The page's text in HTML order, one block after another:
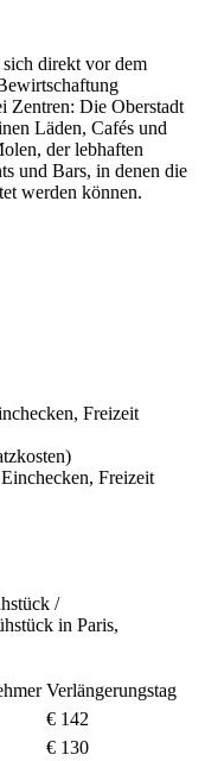
direkt vor dem
Zentren: Die Oberstadt
Läden, Cafés und
der lebhaften
und Bars, in denen die
werden können.
Freizeit
Freizeit
/
in Paris,
Verlängerungstag
€ 142
€ 130